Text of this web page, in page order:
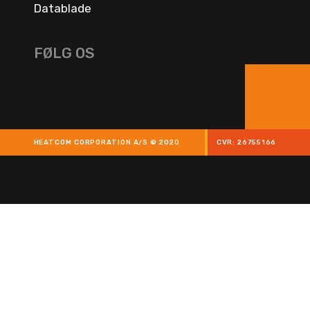
Datablade
FØLG OS
HEATCOM CORPORATION A/S © 2020 CVR: 26755166